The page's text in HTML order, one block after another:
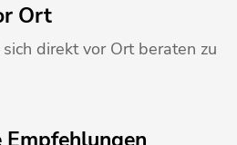
Ort
direkt vor Ort beraten zu